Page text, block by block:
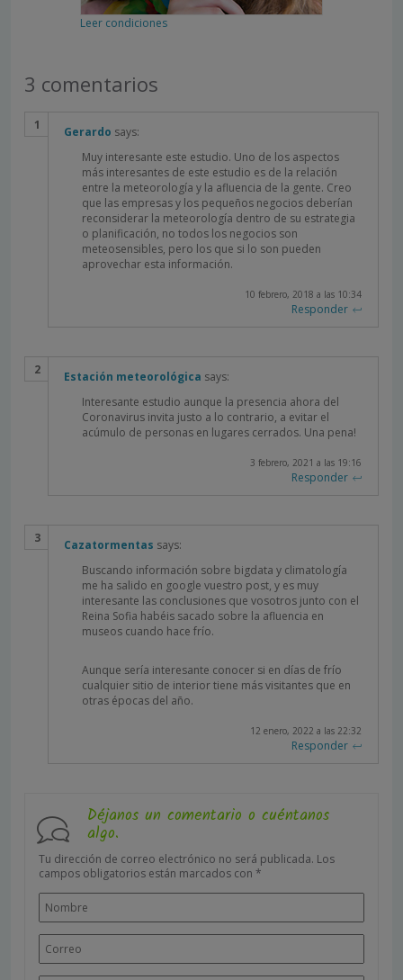
Leer condiciones
3 comentarios
Gerardo says:
10 febrero, 2018 a las 10:34
Muy interesante este estudio. Uno de los aspectos
más interesantes de este estudio es de la relación
entre la meteorología y la afluencia de la gente. Creo
que las empresas y los pequeños negocios deberían
reconsiderar la meteorología dentro de su estrategia
o planificación, no todos los negocios son
meteosensibles, pero los que si lo son pueden
aprovechar esta información.
Responder
Estación meteorológica says:
3 febrero, 2021 a las 19:16
Interesante estudio aunque la presencia ahora del
Coronavirus invita justo a lo contrario, a evitar el
acúmulo de personas en lugares cerrados. Una pena!
Responder
Cazatormentas says:
12 enero, 2022 a las 22:32
Buscando información sobre bigdata y climatología
me ha salido en google vuestro post, y es muy
interesante las conclusiones que vosotros junto con el
Reina Sofia habéis sacado sobre la afluencia en
museos cuando hace frío.
Aunque sería interesante conocer si en días de frío
cualquier sitio de interior tiene más visitantes que en
otras épocas del año.
Responder
Déjanos un comentario o cuéntanos
algo.
Tu dirección de correo electrónico no será publicada. Los
campos obligatorios están marcados con *